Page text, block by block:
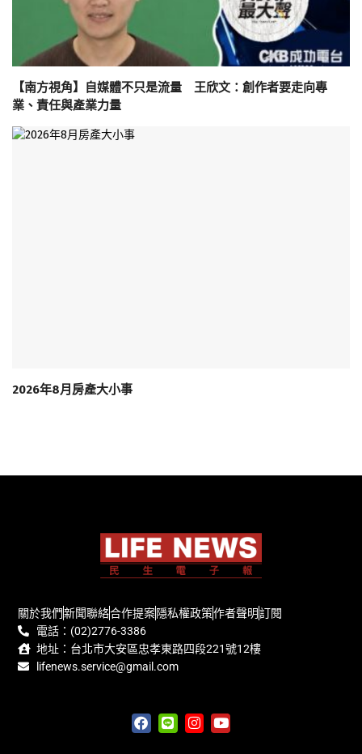
【南方視角】自媒體不只是流量 王欣文：創作者要走向專
業、責任與產業力量
2026年8月房產大小事
關於我們新聞聯絡合作提案隱私權政策作者聲明訂閱
電話：(02)2776-3386
地址：台北市大安區忠孝東路四段221號12樓
lifenews.service@gmail.com